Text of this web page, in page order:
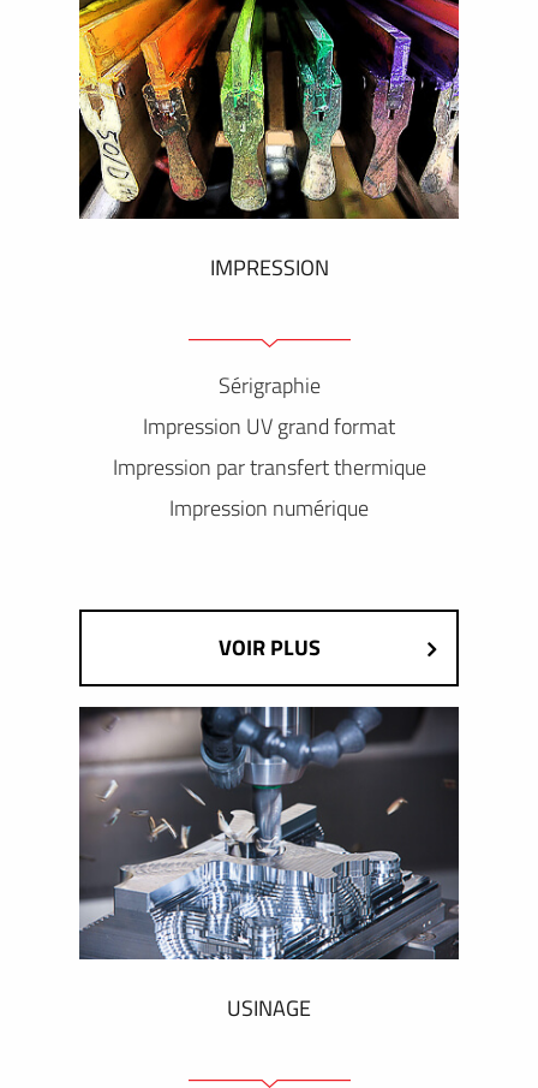
IMPRESSION
Sérigraphie
Impression UV grand format
Impression par transfert thermique
Impression numérique
VOIR PLUS
USINAGE